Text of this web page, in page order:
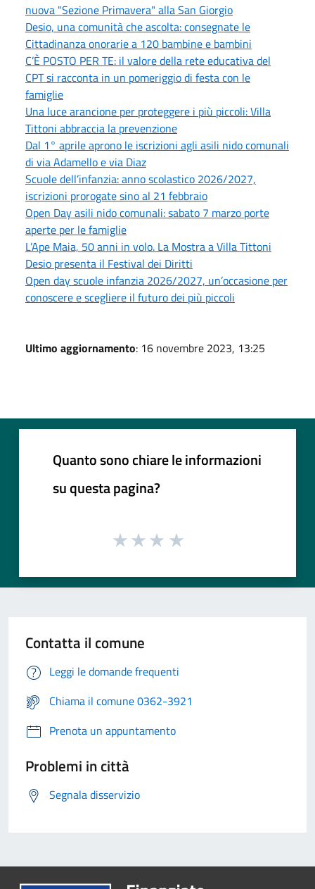
nuova "Sezione Primavera" alla San Giorgio
Desio, una comunità che ascolta: consegnate le
Cittadinanza onorarie a 120 bambine e bambini
C’È POSTO PER TE: il valore della rete educativa del
CPT si racconta in un pomeriggio di festa con le
famiglie
Una luce arancione per proteggere i più piccoli: Villa
Tittoni abbraccia la prevenzione
Dal 1° aprile aprono le iscrizioni agli asili nido comunali
di via Adamello e via Diaz
Scuole dell’infanzia: anno scolastico 2026/2027,
iscrizioni prorogate sino al 21 febbraio
Open Day asili nido comunali: sabato 7 marzo porte
aperte per le famiglie
L’Ape Maia, 50 anni in volo. La Mostra a Villa Tittoni
Desio presenta il Festival dei Diritti
Open day scuole infanzia 2026/2027, un’occasione per
conoscere e scegliere il futuro dei più piccoli
Ultimo aggiornamento: 16 novembre 2023, 13:25
Quanto sono chiare le informazioni
su questa pagina?
Contatta il comune
Leggi le domande frequenti
Chiama il comune 0362-3921
Prenota un appuntamento
Problemi in città
Segnala disservizio